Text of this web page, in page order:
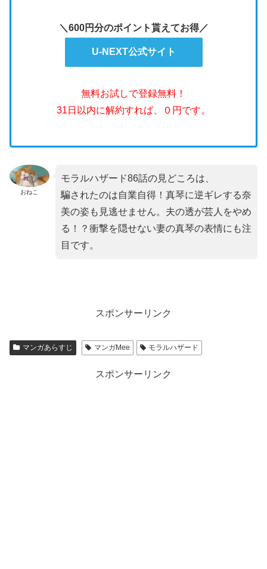
＼600円分のポイント貰えてお得／
U-NEXT公式サイト
無料お試しで登録無料！
31日以内に解約すれば、０円です。
おねこ
モラルハザード86話の見どころは、
騙されたのは自業自得！真琴に逆ギレする奈
美の姿も見逃せません。夫の透が芸人をやめ
る！？衝撃を隠せない妻の真琴の表情にも注
目です。
スポンサーリンク
マンガあらすじ マンガMee モラルハザード
スポンサーリンク